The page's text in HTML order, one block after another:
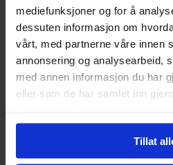
mediefunksjoner og for å
dessuten informasjon om
vårt, med partnerne våre innen
annonsering og analysearbeid,
med annen informasjon du har
eller som de har samlet inn
Tillat
Antall Sider
Publisher
Lanseringsdato
(dd.mm.yyyy)
Aldersgruppe
Illustrasjoner